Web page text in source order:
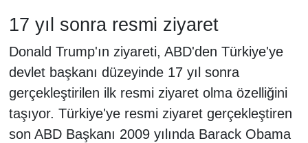
17 yıl sonra resmi ziyaret
Donald Trump'ın ziyareti, ABD'den Türkiye'ye
devlet başkanı düzeyinde 17 yıl sonra
gerçekleştirilen ilk resmi ziyaret olma özelliğini
taşıyor. Türkiye'ye resmi ziyaret gerçekleştiren
son ABD Başkanı 2009 yılında Barack Obama